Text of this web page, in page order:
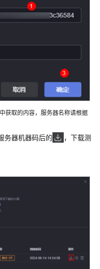
中获取的内容，服务器名称请根据
务器机器码后的
，下载测